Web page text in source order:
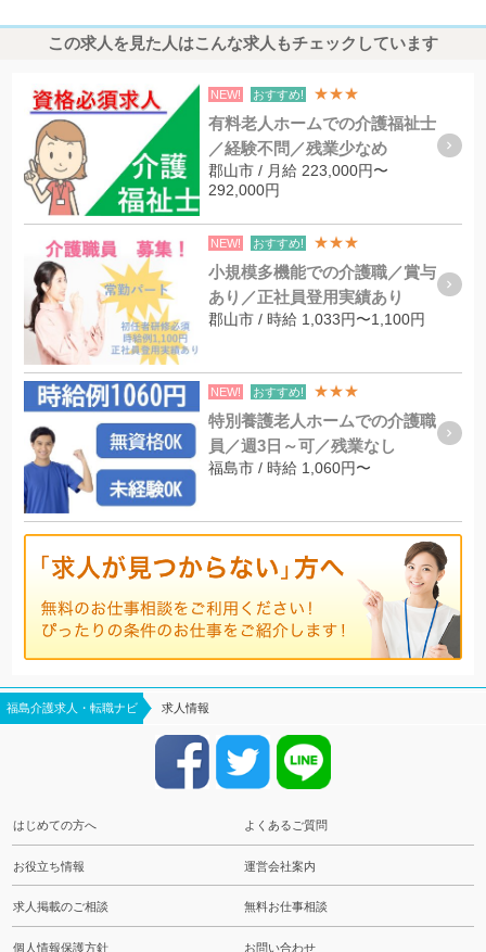
この求人を見た人はこんな求人もチェックしています
NEW! おすすめ! ★★★
有料老人ホームでの介護福祉士
／経験不問／残業少なめ
郡山市 / 月給 223,000円〜
292,000円
NEW! おすすめ! ★★★
小規模多機能での介護職／賞与
あり／正社員登用実績あり
郡山市 / 時給 1,033円〜1,100円
NEW! おすすめ! ★★★
特別養護老人ホームでの介護職
員／週3日～可／残業なし
福島市 / 時給 1,060円〜
福島介護求人・転職ナビ 求人情報
はじめての方へ よくあるご質問
お役立ち情報 運営会社案内
求人掲載のご相談 無料お仕事相談
個人情報保護方針 お問い合わせ